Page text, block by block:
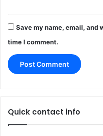
Save my name, email, and
time I comment.
Quick contact info